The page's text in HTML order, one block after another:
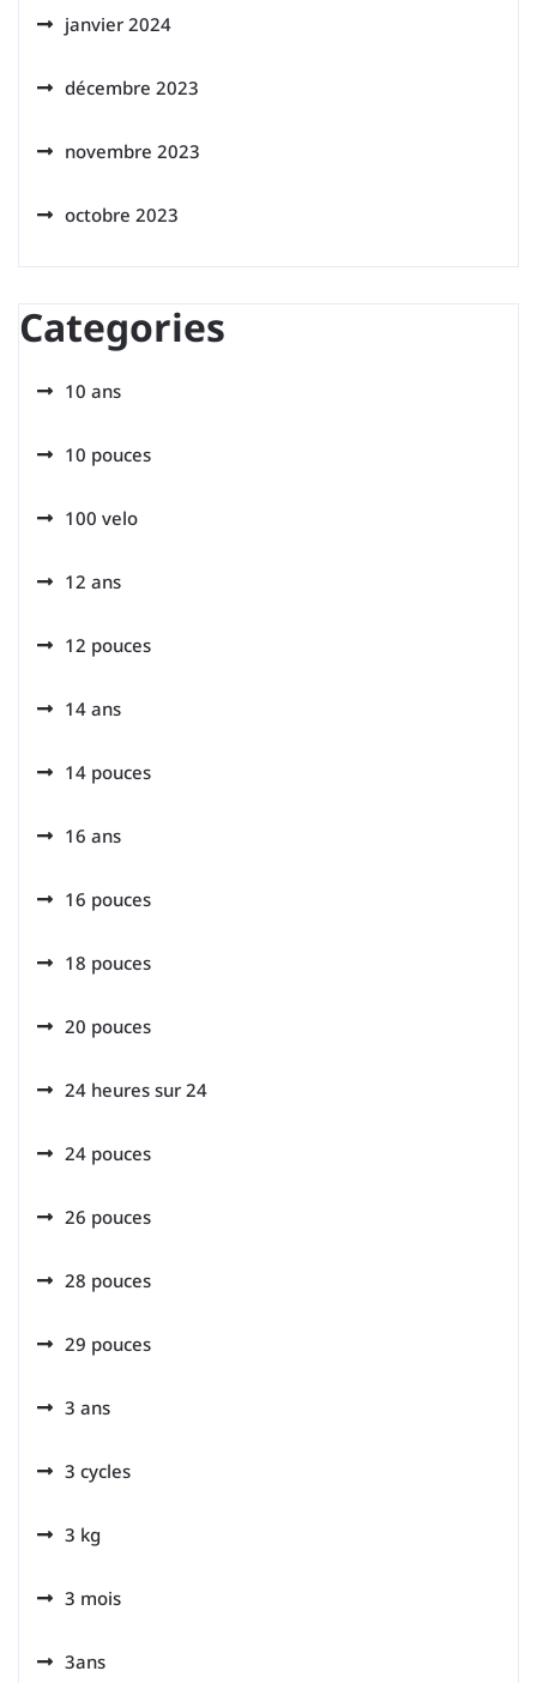
janvier 2024
décembre 2023
novembre 2023
octobre 2023
Categories
10 ans
10 pouces
100 velo
12 ans
12 pouces
14 ans
14 pouces
16 ans
16 pouces
18 pouces
20 pouces
24 heures sur 24
24 pouces
26 pouces
28 pouces
29 pouces
3 ans
3 cycles
3 kg
3 mois
3ans